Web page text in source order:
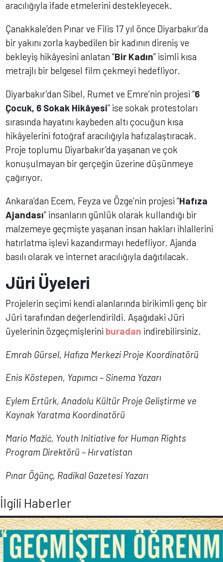
aracılığıyla ifade etmelerini destekleyecek.
Çanakkale’den Pınar ve Filis 17 yıl önce Diyarbakır’da
bir yakını zorla kaybedilen bir kadının direniş ve
bekleyiş hikâyesini anlatan “Bir Kadın” isimli kısa
metrajlı bir belgesel film çekmeyi hedefliyor.
Diyarbakır’dan Sibel, Rumet ve Emre’nin projesi “6
Çocuk, 6 Sokak Hikâyesi” ise sokak protestoları
sırasında hayatını kaybeden altı çocuğun kısa
hikâyelerini fotoğraf aracılığıyla hafızalaştıracak.
Proje toplumu Diyarbakır’da yaşanan ve çok
konuşulmayan bir gerçeğin üzerine düşünmeye
çağırıyor.
Ankara’dan Ecem, Feyza ve Özge’nin projesi “Hafıza
Ajandası” insanların günlük olarak kullandığı bir
malzemeye geçmişte yaşanan insan hakları ihlallerini
hatırlatma işlevi kazandırmayı hedefliyor. Ajanda
basılı olarak ve internet aracılığıyla dağıtılacak.
Jüri Üyeleri
Projelerin seçimi kendi alanlarında birikimli genç bir
Jüri tarafından değerlendirildi. Aşağıdaki Jüri
üyelerinin özgeçmişlerini buradan indirebilirsiniz.
Emrah Gürsel, Hafıza Merkezi Proje Koordinatörü
Enis Köstepen, Yapımcı – Sinema Yazarı
Eylem Ertürk, Anadolu Kültür Proje Geliştirme ve
Kaynak Yaratma Koordinatörü
Mario Mažić, Youth Initiative for Human Rights
Program Direktörü – Hırvatistan
Pınar Öğünç, Radikal Gazetesi Yazarı
İlgili Haberler